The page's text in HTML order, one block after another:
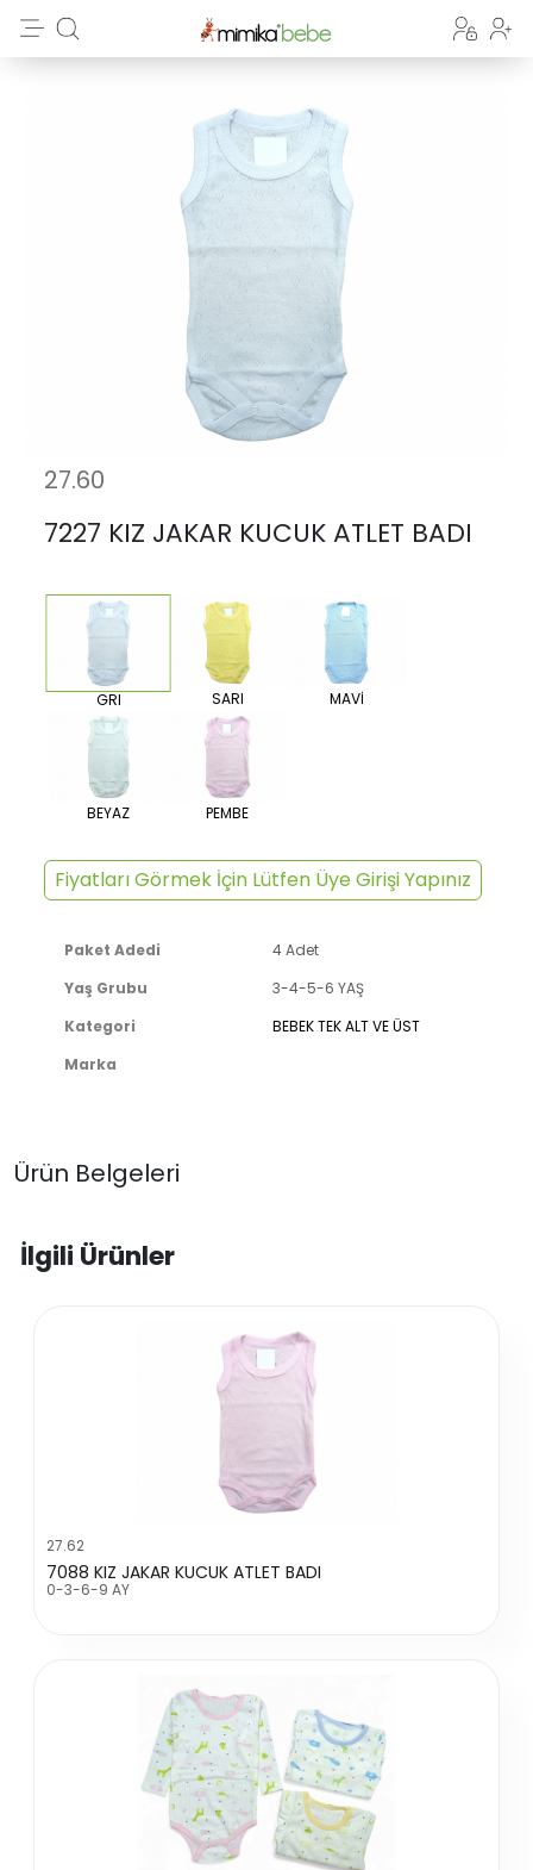
27.60
7227 KIZ JAKAR KUCUK ATLET BADI
GRI SARI MAVİ
BEYAZ PEMBE
Fiyatları Görmek İçin Lütfen Üye Girişi Yapınız
Paket Adedi
4 Adet
Yaş Grubu
3-4-5-6 YAŞ
Kategori
BEBEK TEK ALT VE ÜST
Marka
Ürün Belgeleri
İlgili Ürünler
27.62
7088 KIZ JAKAR KUCUK ATLET BADI
0-3-6-9 AY